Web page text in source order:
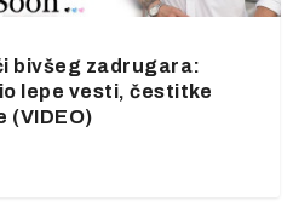
bivšeg zadrugara:
lepe vesti, čestitke
(VIDEO)